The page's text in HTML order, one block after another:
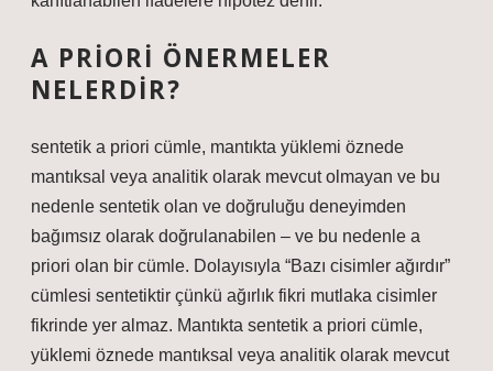
A PRIORI ÖNERMELER
NELERDIR?
sentetik a priori cümle, mantıkta yüklemi öznede
mantıksal veya analitik olarak mevcut olmayan ve bu
nedenle sentetik olan ve doğruluğu deneyimden
bağımsız olarak doğrulanabilen – ve bu nedenle a
priori olan bir cümle. Dolayısıyla “Bazı cisimler ağırdır”
cümlesi sentetiktir çünkü ağırlık fikri mutlaka cisimler
fikrinde yer almaz. Mantıkta sentetik a priori cümle,
yüklemi öznede mantıksal veya analitik olarak mevcut